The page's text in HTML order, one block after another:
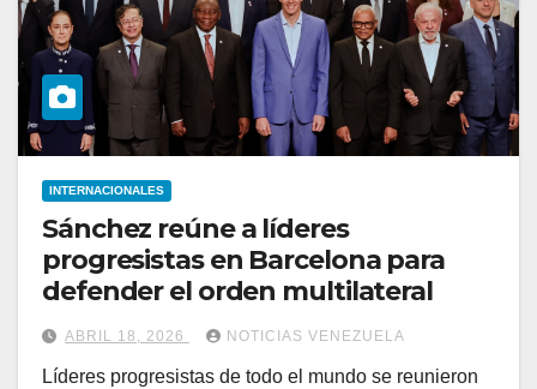
INTERNACIONALES
Sánchez reúne a líderes
progresistas en Barcelona para
defender el orden multilateral
ABRIL 18, 2026 NOTICIAS VENEZUELA
Líderes progresistas de todo el mundo se reunieron